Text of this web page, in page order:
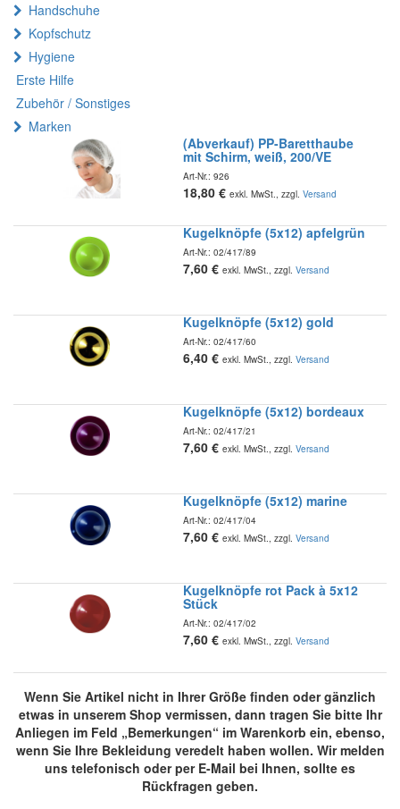
Handschuhe
Kopfschutz
Hygiene
Erste Hilfe
Zubehör / Sonstiges
Marken
(Abverkauf) PP-Baretthaube
mit Schirm, weiß, 200/VE
Art-Nr.: 926
18,80 € exkl. MwSt., zzgl. Versand
Kugelknöpfe (5x12) apfelgrün
Art-Nr.: 02/417/89
7,60 € exkl. MwSt., zzgl. Versand
Kugelknöpfe (5x12) gold
Art-Nr.: 02/417/60
6,40 € exkl. MwSt., zzgl. Versand
Kugelknöpfe (5x12) bordeaux
Art-Nr.: 02/417/21
7,60 € exkl. MwSt., zzgl. Versand
Kugelknöpfe (5x12) marine
Art-Nr.: 02/417/04
7,60 € exkl. MwSt., zzgl. Versand
Kugelknöpfe rot Pack à 5x12
Stück
Art-Nr.: 02/417/02
7,60 € exkl. MwSt., zzgl. Versand
Wenn Sie Artikel nicht in Ihrer Größe finden oder gänzlich
etwas in unserem Shop vermissen, dann tragen Sie bitte Ihr
Anliegen im Feld „Bemerkungen“ im Warenkorb ein, ebenso,
wenn Sie Ihre Bekleidung veredelt haben wollen. Wir melden
uns telefonisch oder per E-Mail bei Ihnen, sollte es
Rückfragen geben.